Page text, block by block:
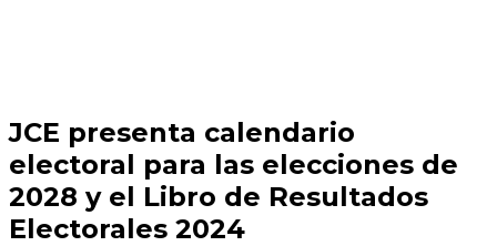
JCE presenta calendario
electoral para las elecciones de
2028 y el Libro de Resultados
Electorales 2024